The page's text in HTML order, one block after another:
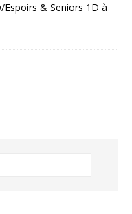
& Seniors 1D à